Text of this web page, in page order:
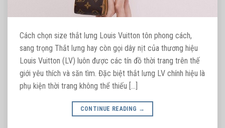
Cách chọn size thắt lưng Louis Vuitton tôn phong cách,
sang trọng Thắt lưng hay còn gọi dây nịt của thương hiệu
Louis Vuitton (LV) luôn được các tín đồ thời trang trên thế
giới yêu thích và săn tìm. Đặc biệt thắt lưng LV chính hiệu là
phụ kiện thời trang không thể thiếu […]
CONTINUE READING →